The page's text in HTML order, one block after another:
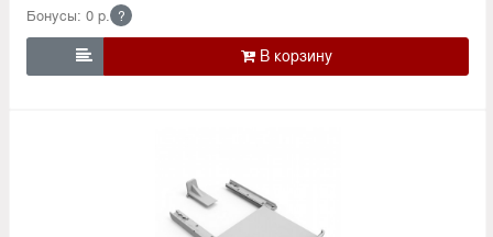
Бонусы: 0 р. ?
